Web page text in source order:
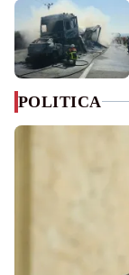
POLITICA